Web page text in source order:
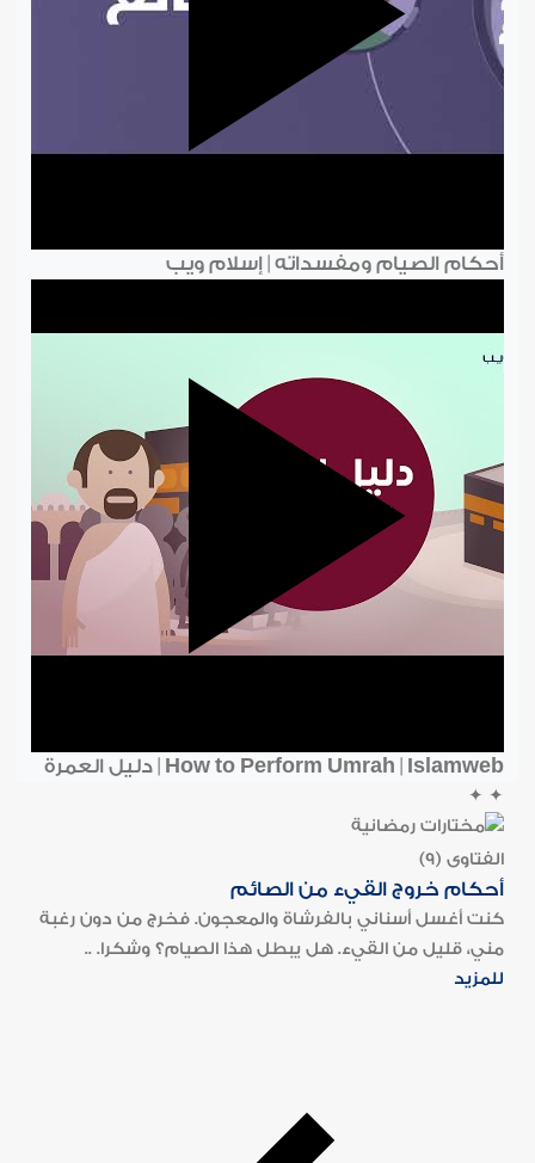
أحكام الصيام ومفسداته | إسلام ويب
How to Perform Umrah | Islamweb | دليل العمرة
✦
✦
الفتاوى (9)
أحكام خروج القيء من الصائم
كنت أغسل أسناني بالفرشاة والمعجون. فخرج من دون رغبة
مني، قليل من القيء. هل يبطل هذا الصيام؟ وشكرا. ..
للمزيد